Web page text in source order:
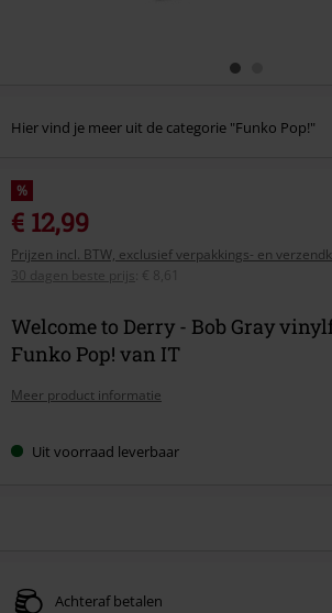
Hier vind je meer uit de categorie "Funko Pop!"
%
€ 12,99
Prijzen incl. BTW, exclusief verpakkings- en
30 dagen beste prijs
€ 8,61
Welcome to Derry - Bob Gray
Funko Pop! van IT
Meer product informatie
Uit voorraad leverbaar
Achteraf betalen